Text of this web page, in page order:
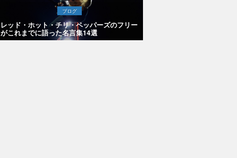
ブログ
レッド・ホット・チリ・ペッパーズのフリー
がこれまでに語った名言集14選